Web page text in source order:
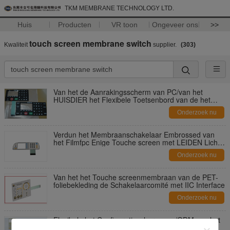
TKM MEMBRANE TECHNOLOGY LTD.
Huis Producten VR toon Ongeveer ons >>
Kwaliteit touch screen membrane switch supplier. (303)
Van het de Aanrakingsscherm van PC/van het
HUISDIER het Flexibele Toetsenbord van de het
Membraanschakelaar met MultisleutelsOnderzoek nu
Verdun het Membraanschakelaar Embrossed van
het Filmfpc Enige Touche screen met LEIDEN Licht
Onderzoek nu
Van het het Touche screenmembraan van de PET-
foliebekleding de Schakelaarcomité met IIC Interface
Onderzoek nu
Flexibele het Configuratieschermoem/ODM van het